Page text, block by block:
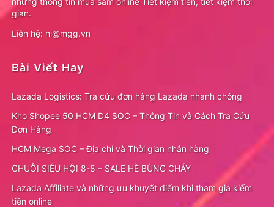
gian.
Liên hệ: hi@mgg.vn
Bài Viết Hay
Lazada Logistics: Tra cứu đơn hàng Lazada nhanh chóng
Kho Shopee 50 HCM D4 SOC – Thông Tin và Cách Tra Cứu
Đơn Hàng
HCM Mega SOC – Địa chỉ và Thời gian nhận hàng
CHUỖI SIÊU HỘI 8-8 – SALE HÈ BÙNG CHÁY
Lazada Affiliate và những ưu khuyết điểm khi tham gia kiếm
tiền online